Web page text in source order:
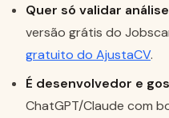
Quer só validar
versão grátis do
gratuito do AjustaCV.
É desenvolvedor e
ChatGPT/Claude com